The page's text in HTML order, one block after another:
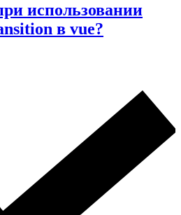
использовании
в vue?